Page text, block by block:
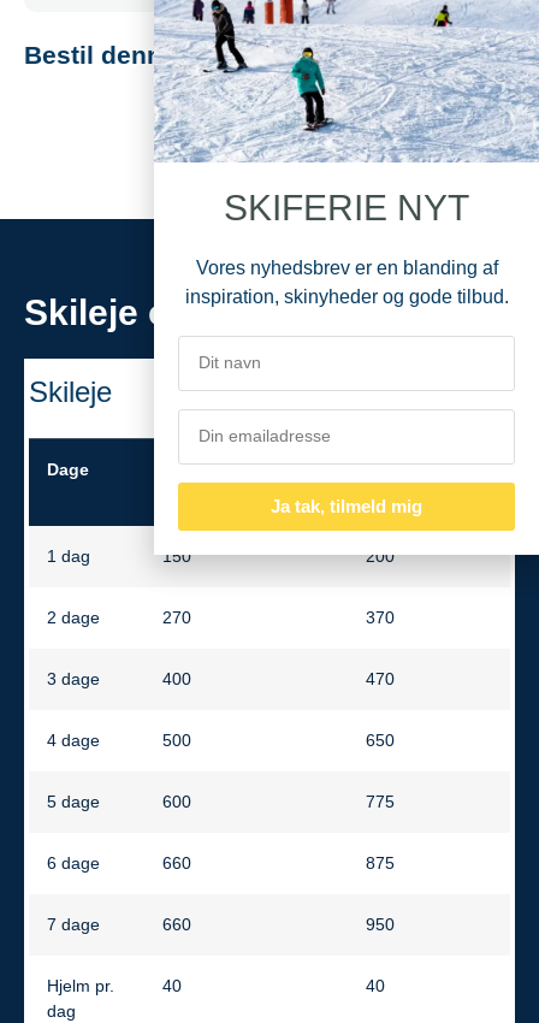
Bestil denne ferie
Bestil tilbud
Skileje og skiskole
Skileje
Dage
Skileje - ski, støvler,
Performance
stave
skisæt
1 dag 150 200
2 dage 270 370
3 dage 400 470
4 dage 500 650
5 dage 600 775
6 dage 660 875
7 dage 660 950
Hjelm pr.
dag
40 40
SKIFERIE NYT
Vores nyhedsbrev er en blanding af
inspiration, skinyheder og gode tilbud.
Ja tak, tilmeld mig